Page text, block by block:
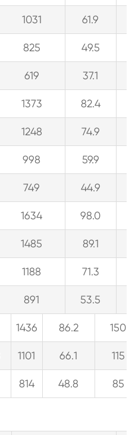
1031 61.9
825 49.5
619 37.1
1373 82.4
1248 74.9
998 59.9
749 44.9
1634 98.0
1485 89.1
1188 71.3
891 53.5
1436 86.2 150
1101 66.1 115
814 48.8 85